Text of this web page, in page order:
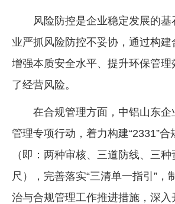
风险防控是企业稳定发展的
业严抓风险防控不妥协，通过构建
增强本质安全水平、提升环保管
了经营风险。
在合规管理方面，中铝山东
管理专项行动，着力构建“2331”合
（即：两种审核、三道防线、三
尺），完善落实“三清单一指引”，
治与合规管理工作推进措施，深入